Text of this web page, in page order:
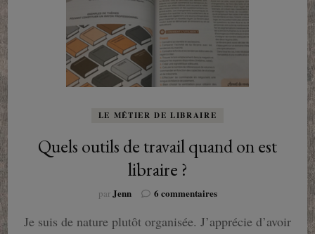
LE MÉTIER DE LIBRAIRE
Quels outils de travail quand on est
libraire ?
parJenn 6 commentairessur
outils
Je suis de nature plutôt organisée. J’apprécie d’avoir